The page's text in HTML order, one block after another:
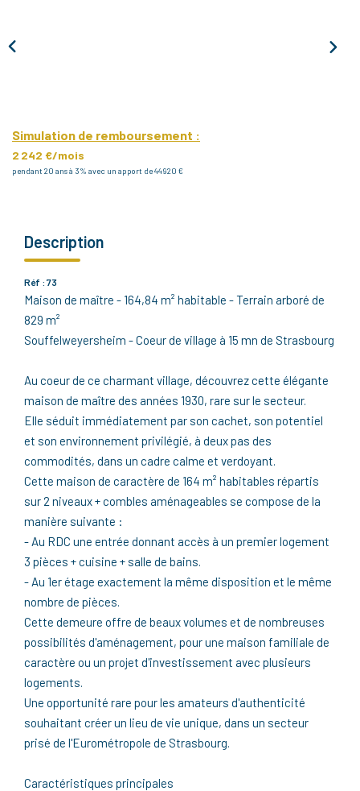
Simulation de remboursement :
2 242 €/mois
pendant 20 ans à 3% avec un apport de 44 920 €
Description
Réf : 73
Maison de maître - 164,84 m² habitable - Terrain arboré de
829 m²
Souffelweyersheim - Coeur de village à 15 mn de Strasbourg
Au coeur de ce charmant village, découvrez cette élégante
maison de maître des années 1930, rare sur le secteur.
Elle séduit immédiatement par son cachet, son potentiel
et son environnement privilégié, à deux pas des
commodités, dans un cadre calme et verdoyant.
Cette maison de caractère de 164 m² habitables répartis
sur 2 niveaux + combles aménageables se compose de la
manière suivante :
- Au RDC une entrée donnant accès à un premier logement
3 pièces + cuisine + salle de bains.
- Au 1er étage exactement la même disposition et le même
nombre de pièces.
Cette demeure offre de beaux volumes et de nombreuses
possibilités d'aménagement, pour une maison familiale de
caractère ou un projet d'investissement avec plusieurs
logements.
Une opportunité rare pour les amateurs d'authenticité
souhaitant créer un lieu de vie unique, dans un secteur
prisé de l'Eurométropole de Strasbourg.
Caractéristiques principales